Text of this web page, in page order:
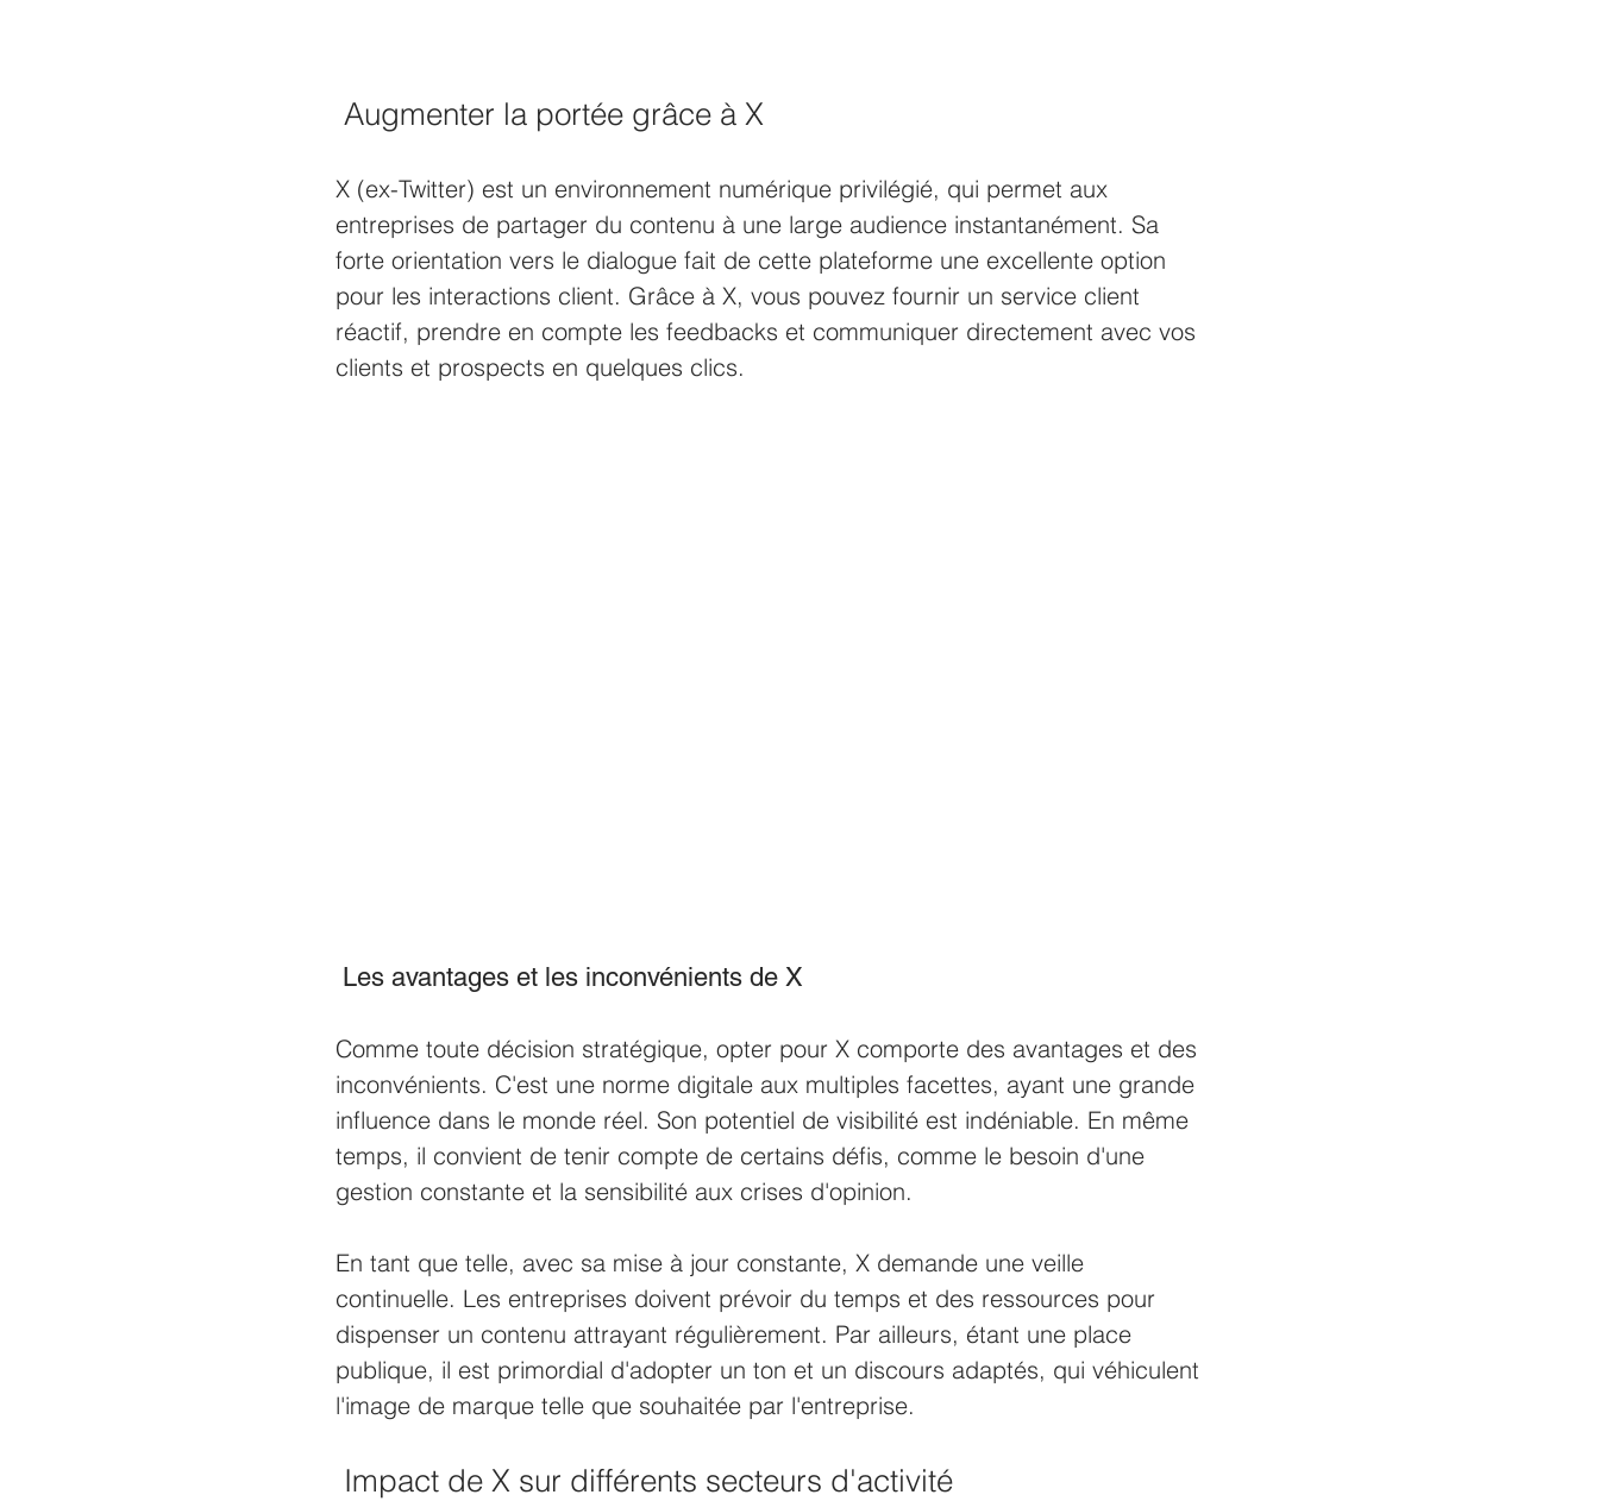
Augmenter la portée grâce à X
X (ex-Twitter) est un environnement numérique privilégié, qui permet aux
entreprises de partager du contenu à une large audience instantanément. Sa
forte orientation vers le dialogue fait de cette plateforme une excellente option
pour les interactions client. Grâce à X, vous pouvez fournir un service client
réactif, prendre en compte les feedbacks et communiquer directement avec vos
clients et prospects en quelques clics.
Les avantages et les inconvénients de X
Comme toute décision stratégique, opter pour X comporte des avantages et des
inconvénients. C'est une norme digitale aux multiples facettes, ayant une grande
influence dans le monde réel. Son potentiel de visibilité est indéniable. En même
temps, il convient de tenir compte de certains défis, comme le besoin d'une
gestion constante et la sensibilité aux crises d'opinion.
En tant que telle, avec sa mise à jour constante, X demande une veille
continuelle. Les entreprises doivent prévoir du temps et des ressources pour
dispenser un contenu attrayant régulièrement. Par ailleurs, étant une place
publique, il est primordial d'adopter un ton et un discours adaptés, qui véhiculent
l'image de marque telle que souhaitée par l'entreprise.
Impact de X sur différents secteurs d'activité